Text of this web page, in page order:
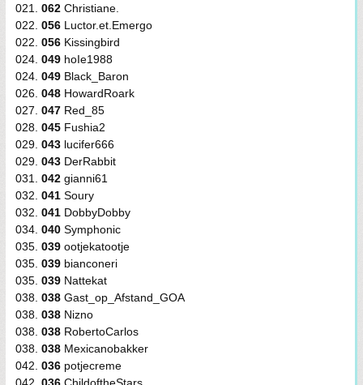
021. 062 Christiane.
022. 056 Luctor.et.Emergo
022. 056 Kissingbird
024. 049 hoIe1988
024. 049 Black_Baron
026. 048 HowardRoark
027. 047 Red_85
028. 045 Fushia2
029. 043 lucifer666
029. 043 DerRabbit
031. 042 gianni61
032. 041 Soury
032. 041 DobbyDobby
034. 040 Symphonic
035. 039 ootjekatootje
035. 039 bianconeri
035. 039 Nattekat
038. 038 Gast_op_Afstand_GOA
038. 038 Nizno
038. 038 RobertoCarlos
038. 038 Mexicanobakker
042. 036 potjecreme
042. 036 ChildoftheStars